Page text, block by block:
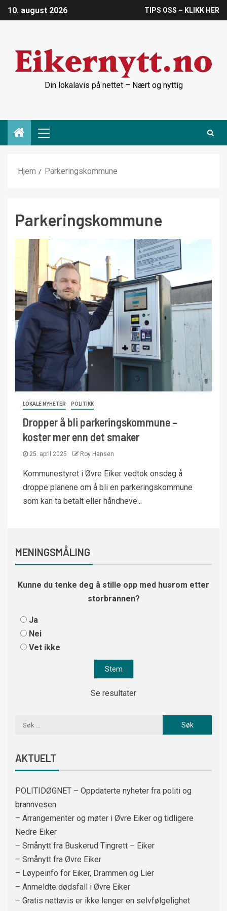
10. august 2026 TIPS OSS – KLIKK HER
Din lokalavis på nettet – Nært og nyttig
Hjem Parkeringskommune
Parkeringskommune
LOKALE NYHETER POLITIKK
Dropper å bli parkeringskommune –
koster mer enn det smaker
25. april 2025 Roy Hansen
Kommunestyret i Øvre Eiker vedtok onsdag å
droppe planene om å bli en parkeringskommune
som kan ta betalt eller håndheve...
MENINGSMÅLING
Kunne du tenke deg å stille opp med husrom etter
storbrannen?
Ja
Nei
Vet ikke
Se resultater
AKTUELT
POLITIDØGNET – Oppdaterte nyheter fra politi og
brannvesen
– Arrangementer og møter i Øvre Eiker og tidligere
Nedre Eiker
– Smånytt fra Buskerud Tingrett – Eiker
– Smånytt fra Øvre Eiker
– Løypeinfo for Eiker, Drammen og Lier
– Anmeldte dødsfall i Øvre Eiker
– Gratis nettavis er ikke lenger en selvfølgelighet